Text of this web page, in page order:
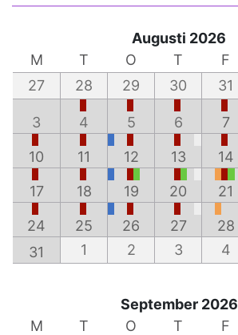
Augusti 2026
M
T O T F
27
28 29 30 31
3 4 5 6 7
10 11 12 13 14
17 18 19 20 21
24 25 26 27 28
31
1 2 3 4
September 2026
M
T O T F